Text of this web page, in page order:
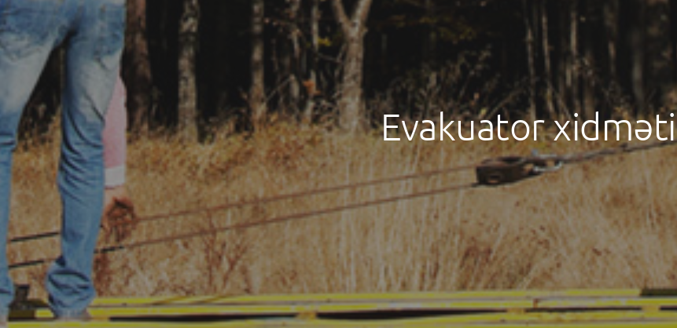
Evakuator xidməti